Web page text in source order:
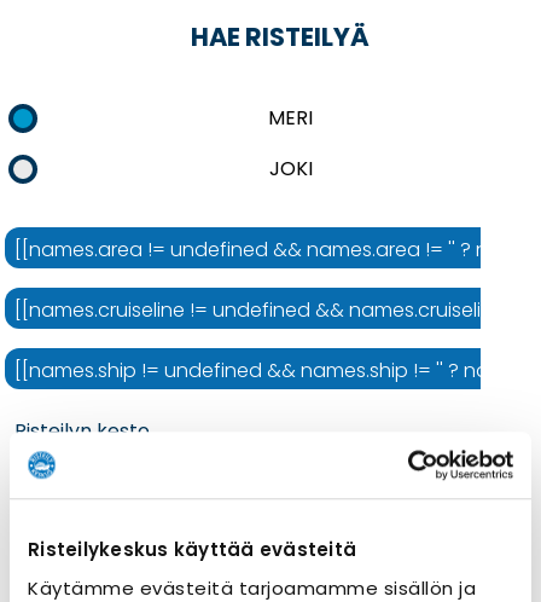
Risteilykeskus käyttää evästeitä
Käytämme evästeitä tarjoamamme sisällön ja
HAE RISTEILYÄ
MERI
JOKI
[[names.area != undefined && names.area != '' ?
[[names.cruiseline != undefined && names.cruiseline
[[names.ship != undefined && names.ship != '' ?
Risteilyn kesto